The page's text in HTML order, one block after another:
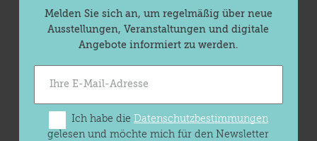
Melden Sie sich an, um regelmäßig über neue
Ausstellungen, Veranstaltungen und digitale
Angebote informiert zu werden.
Ich habe dieDatenschutzbestimmungen
gelesen und möchte mich für den Newsletter